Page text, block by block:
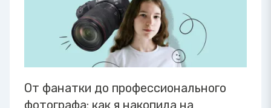
От фанатки до профессионального